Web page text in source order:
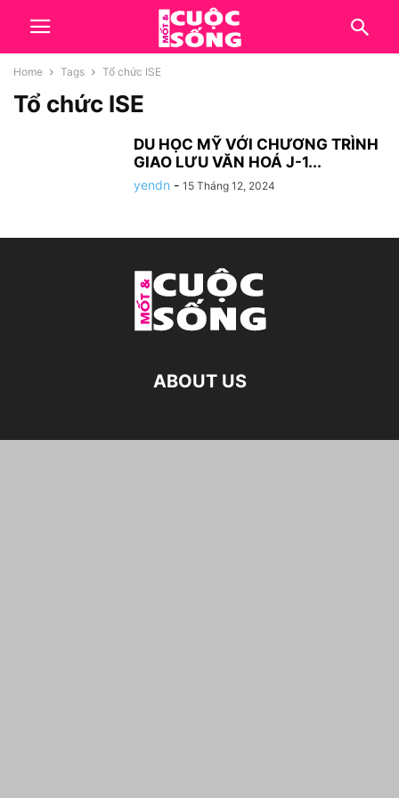
Home Tags Tổ chức ISE
Tổ chức ISE
DU HỌC MỸ VỚI CHƯƠNG TRÌNH
GIAO LƯU VĂN HOÁ J-1...
yendn - 15 Tháng 12, 2024
ABOUT US